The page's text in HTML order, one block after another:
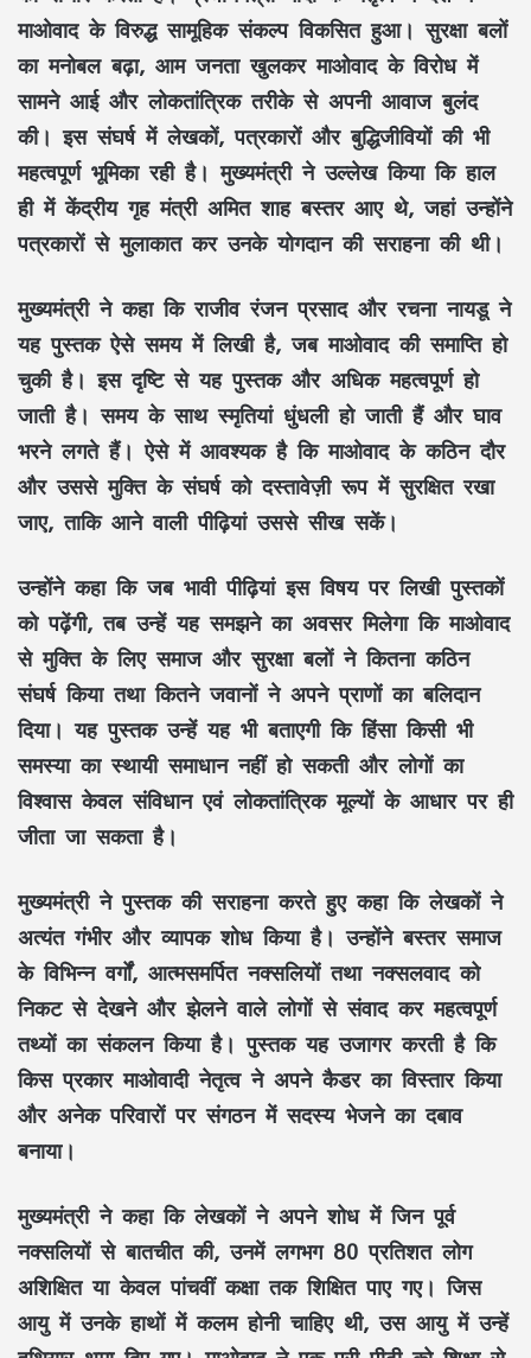
माओवादके विरुद्ध सामूहिक संकल्प विकसित हुआ।सुरक्षा बलों
का मनोबल बढ़ा, आम जनता खुलकर माओवाद के विरोध में
सामने आई और लोकतांत्रिक तरीके से अपनी आवाज बुलंद
की। इस संघर्ष मेंलेखकों, पत्रकारों और बुद्धिजीवियोंकी भी
महत्वपूर्ण भूमिका रही है। मुख्यमंत्री ने उल्लेख किया कि हाल
ही में केंद्रीय गृह मंत्री अमित शाहबस्तर आए थे, जहां उन्होंने
पत्रकारों से मुलाकात कर उनके योगदान की सराहना की थी।
मुख्यमंत्री ने कहा किराजीव रंजन प्रसादऔररचना नायडूने
यह पुस्तक ऐसे समय में लिखी है, जब माओवाद की समाप्ति हो
चुकी है। इस दृष्टि से यह पुस्तक और अधिक महत्वपूर्ण हो
जाती है। समय के साथ स्मृतियां धुंधली हो जाती हैं और घाव
भरने लगते हैं। ऐसे में आवश्यक है कि माओवाद के कठिन दौर
और उससे मुक्ति के संघर्ष कोदस्तावेज़ी रूपमें सुरक्षित रखा
जाए, ताकि आने वाली पीढ़ियां उससे सीख सकें।
उन्होंने कहा कि जब भावी पीढ़ियां इस विषय पर लिखी पुस्तकों
को पढ़ेंगी, तब उन्हें यह समझने का अवसर मिलेगा कि माओवाद
से मुक्ति के लिए समाज और सुरक्षा बलों ने कितना कठिन
संघर्ष किया तथा कितने जवानों ने अपने प्राणों काबलिदान
दिया। यह पुस्तक उन्हें यह भी बताएगी किहिंसाकिसी भी
समस्या का स्थायी समाधान नहीं हो सकती और लोगों का
विश्वास केवलसंविधान एवं लोकतांत्रिक मूल्योंके आधार पर ही
जीता जा सकता है।
मुख्यमंत्री ने पुस्तक की सराहना करते हुए कहा कि लेखकों ने
अत्यंत गंभीर और व्यापकशोधकिया है। उन्होंने बस्तर समाज
के विभिन्न वर्गों, आत्मसमर्पित नक्सलियोंतथा नक्सलवाद को
निकट से देखने और झेलने वाले लोगों से संवाद कर महत्वपूर्ण
तथ्यों का संकलन किया है। पुस्तक यह उजागर करती है कि
किस प्रकारमाओवादी नेतृत्वने अपने कैडर का विस्तार किया
और अनेक परिवारों पर संगठन में सदस्य भेजने का दबाव
बनाया।
मुख्यमंत्री ने कहा कि लेखकों ने अपने शोध में जिन पूर्व
नक्सलियों से बातचीत की, उनमें लगभग 80 प्रतिशतलोग
अशिक्षित या केवल पांचवीं कक्षा तक शिक्षित पाए गए। जिस
आयु में उनके हाथों मेंकलमहोनी चाहिए थी, उस आयु में उन्हें